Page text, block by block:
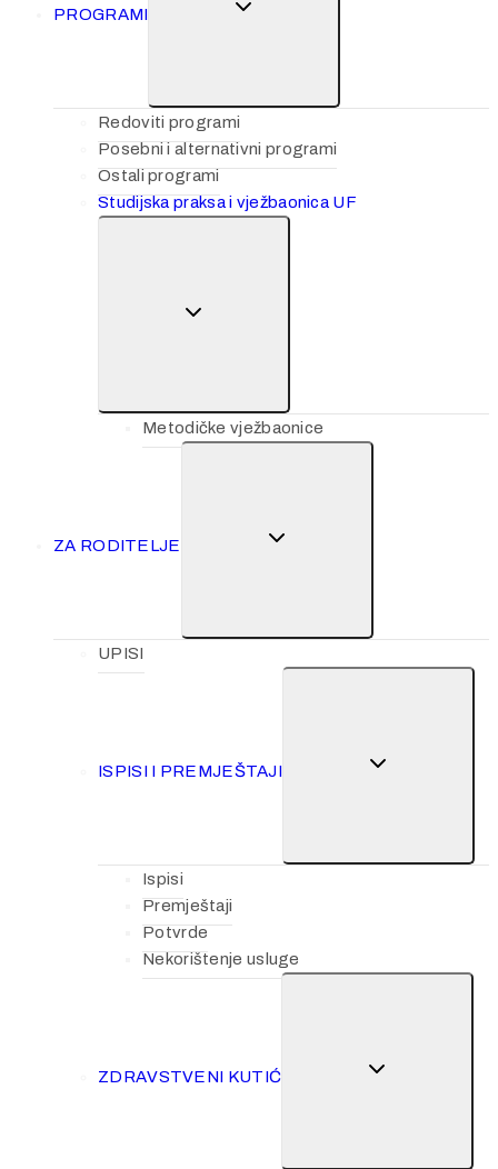
PROGRAMI
Redoviti programi
Posebni i alternativni programi
Ostali programi
Studijska praksa i vježbaonica UF
Metodičke vježbaonice
ZA RODITELJE
UPISI
ISPISI I PREMJEŠTAJI
Ispisi
Premještaji
Potvrde
Nekorištenje usluge
ZDRAVSTVENI KUTIĆ